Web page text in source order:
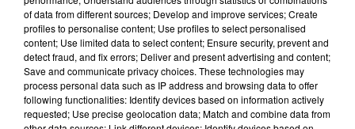
FILS D'ACTUS
of data from different sources; Develop and improve services; Create
profiles to personalise content; Use profiles to select personalised
content; Use limited data to select content; Ensure security, prevent and
detect fraud, and fix errors; Deliver and present advertising and content;
Save and communicate privacy choices. These technologies may
process personal data such as IP address and browsing data to offer
following functionalities: Identify devices based on information actively
requested; Use precise geolocation data; Match and combine data from